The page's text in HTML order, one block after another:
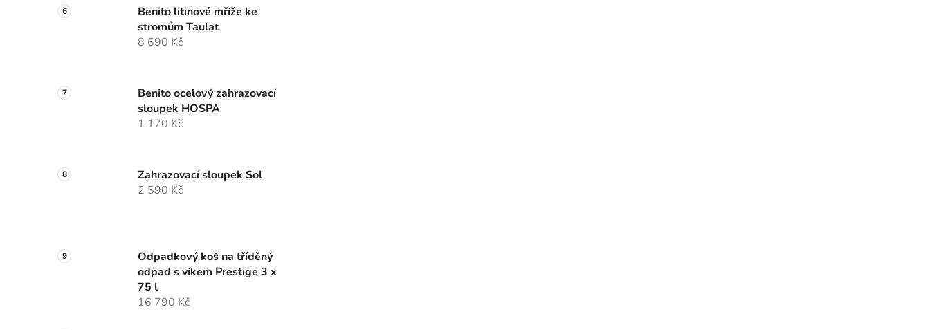
Benito litinové mříže ke
stromům Taulat
8 690 Kč
Benito ocelový zahrazovací
sloupek HOSPA
1 170 Kč
Zahrazovací sloupek Sol
2 590 Kč
Odpadkový koš na tříděný
odpad s víkem Prestige 3 x
75 l
16 790 Kč